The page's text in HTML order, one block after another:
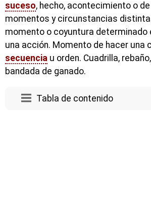
suceso, hecho, acontecimiento o
momentos y circunstancias
momento o coyuntura determinado
una acción. Momento de hacer una
secuencia u orden. Cuadrilla,
bandada de ganado.
Tabla de contenido